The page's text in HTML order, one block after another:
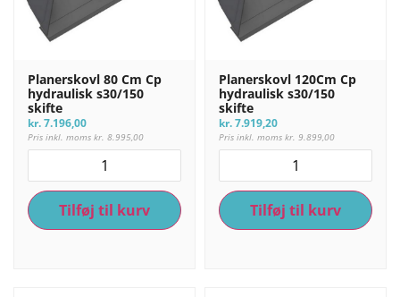
Planerskovl 80 Cm Cp
hydraulisk s30/150
skifte
kr.7.196,00
Pris inkl. moms kr. 8.995,00
Tilføj til kurv
Planerskovl 120Cm Cp
hydraulisk s30/150
skifte
kr.7.919,20
Pris inkl. moms kr. 9.899,00
Tilføj til kurv